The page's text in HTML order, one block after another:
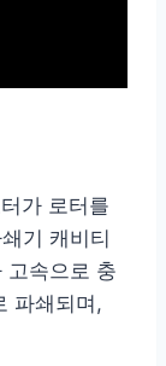
가 로터를
기 캐비티
고속으로 충
파쇄되며,